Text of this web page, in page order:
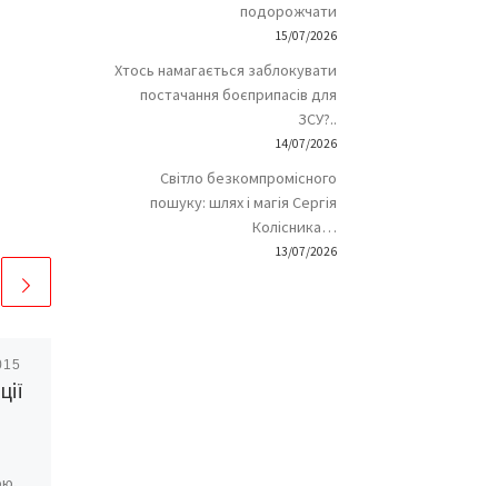
подорожчати
15/07/2026
Хтось намагається заблокувати
постачання боєприпасів для
ЗСУ?..
14/07/2026
Світло безкомпромісного
пошуку: шлях і магія Сергія
Колісника…
13/07/2026